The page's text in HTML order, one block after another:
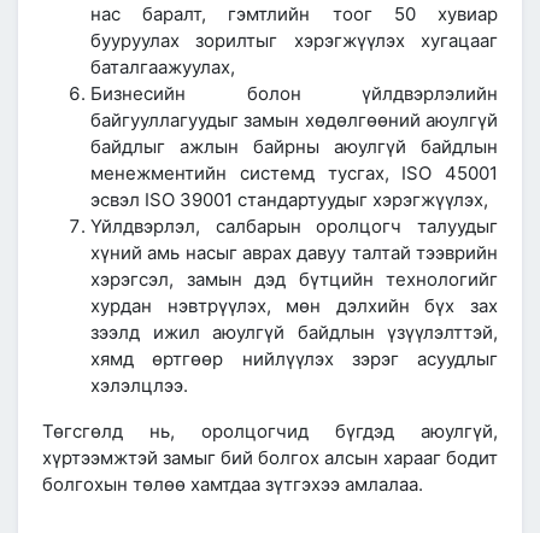
нас баралт, гэмтлийн тоог 50 хувиар
бууруулах зорилтыг хэрэгжүүлэх хугацааг
баталгаажуулах,
Бизнесийн болон үйлдвэрлэлийн
байгууллагуудыг замын хөдөлгөөний аюулгүй
байдлыг ажлын байрны аюулгүй байдлын
менежментийн системд тусгах, ISO 45001
эсвэл ISO 39001 стандартуудыг хэрэгжүүлэх,
Үйлдвэрлэл, салбарын оролцогч талуудыг
хүний амь насыг аврах давуу талтай тээврийн
хэрэгсэл, замын дэд бүтцийн технологийг
хурдан нэвтрүүлэх, мөн дэлхийн бүх зах
зээлд ижил аюулгүй байдлын үзүүлэлттэй,
хямд өртгөөр нийлүүлэх зэрэг асуудлыг
хэлэлцлээ.
Төгсгөлд нь, оролцогчид бүгдэд аюулгүй,
хүртээмжтэй замыг бий болгох алсын харааг бодит
болгохын төлөө хамтдаа зүтгэхээ амлалаа.